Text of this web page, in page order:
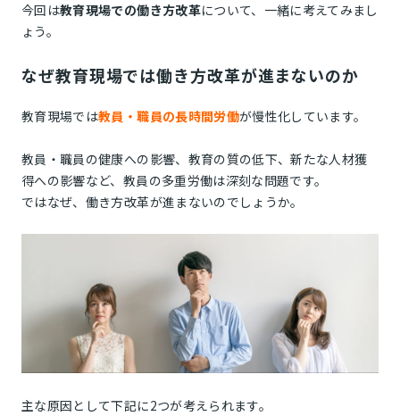
今回は教育現場での働き方改革について、一緒に考えてみまし
ょう。
なぜ教育現場では働き方改革が進まないのか
教育現場では教員・職員の長時間労働が慢性化しています。
教員・職員の健康への影響、教育の質の低下、新たな人材獲
得への影響など、教員の多重労働は深刻な問題です。
ではなぜ、働き方改革が進まないのでしょうか。
主な原因として下記に2つが考えられます。